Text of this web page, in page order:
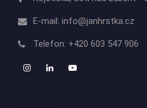
E-mail: info@janhrstka.cz
Telefon: +420 603 547 906